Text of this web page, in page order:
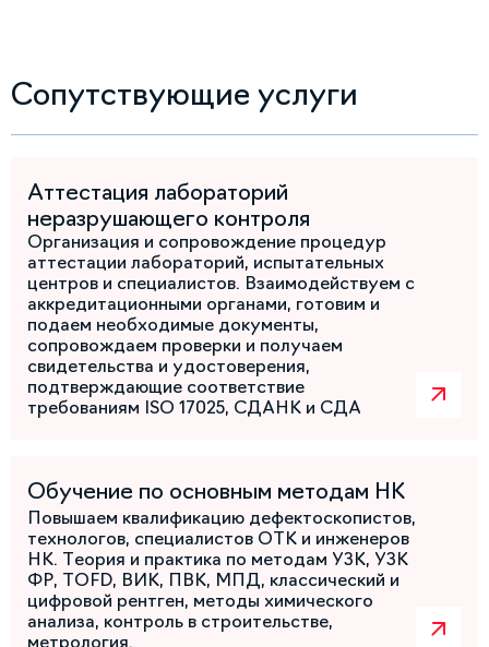
Сопутствующие услуги
Аттестация лабораторий
неразрушающего контроля
Организация и сопровождение процедур
аттестации лабораторий, испытательных
центров и специалистов. Взаимодействуем с
аккредитационными органами, готовим и
подаем необходимые документы,
сопровождаем проверки и получаем
свидетельства и удостоверения,
подтверждающие соответствие
требованиям ISO 17025, СДАНК и СДА
Обучение по основным методам НК
Повышаем квалификацию дефектоскопистов,
технологов, специалистов ОТК и инженеров
НК. Теория и практика по методам УЗК, УЗК
ФР, TOFD, ВИК, ПВК, МПД, классический и
цифровой рентген, методы химического
анализа, контроль в строительстве,
метрология.